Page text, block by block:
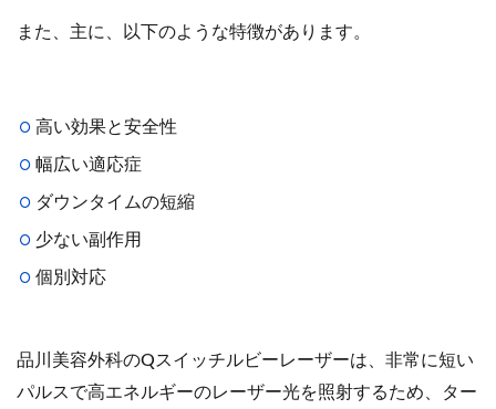
また、主に、以下のような特徴があります。
高い効果と安全性
幅広い適応症
ダウンタイムの短縮
少ない副作用
個別対応
品川美容外科のQスイッチルビーレーザーは、非常に短い
パルスで高エネルギーのレーザー光を照射するため、ター